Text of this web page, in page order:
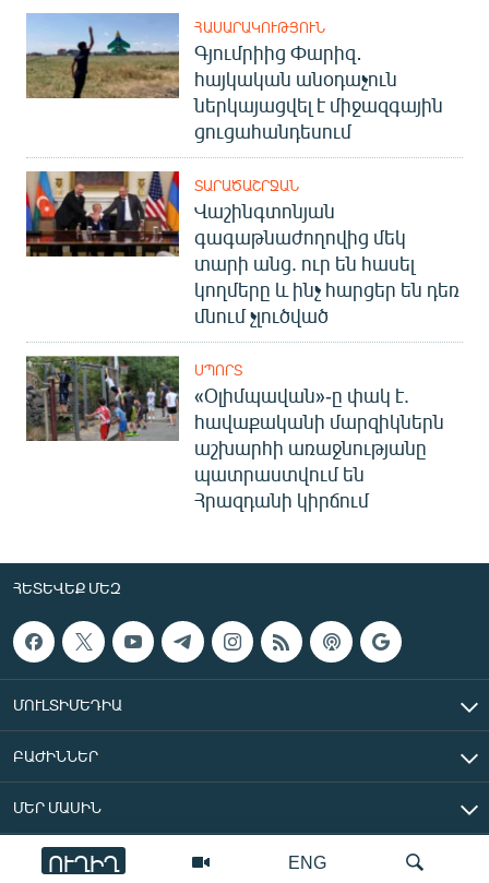
ENG
ՈՒՂԻՂ
ՀԱՍԱՐԱԿՈՒԹՅՈՒՆ
Գյումրիից Փարիզ․
հայկական անօդաչուն
ներկայացվել է միջազգային
ցուցահանդեսում
ՏԱՐԱԾԱՇՐՋԱՆ
Վաշինգտոնյան
գագաթնաժողովից մեկ
տարի անց. ուր են հասել
կողմերը և ինչ հարցեր են դեռ
մնում չլուծված
ՍՊՈՐՏ
«Օլիմպավան»-ը փակ է.
հավաքականի մարզիկներն
աշխարհի առաջնությանը
պատրաստվում են
Հրազդանի կիրճում
ՀԵՏԵՎԵՔ ՄԵԶ
ՄՈՒԼՏԻՄԵԴԻԱ
ԲԱԺԻՆՆԵՐ
ՄԵՐ ՄԱՍԻՆ
«Ազատ Եվրոպա/Ազատություն» ռադիոկայան © 2026